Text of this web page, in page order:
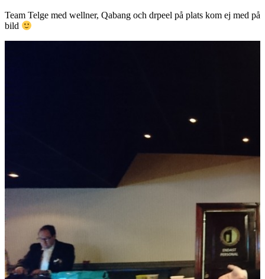
Team Telge med wellner, Qabang och drpeel på plats kom ej med på
bild